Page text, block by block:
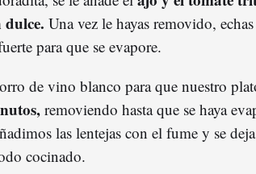
Una vez le hayas removido,
para que se evapore.
de vino blanco para que nuestro
removiendo hasta que se haya
las lentejas con el fume y se
cocinado.